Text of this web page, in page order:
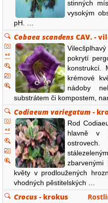
stinných
vysokým
pH. …
Cobaea scandens CAV. -
pokrytí
konstrukcí.
krémové
nádoby
substrátem či kompostem,
Codiaeum variegatum -
Rod
hlavně v
květy v prodloužených
vhodných pěstitelských …
Crocus - krokus